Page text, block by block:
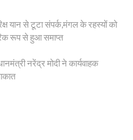
यान से टूटा संपर्क,मंगल के रहस्यों को
रूप से हुआ समाप्त
नरेंद्र मोदी ने कार्यवाहक